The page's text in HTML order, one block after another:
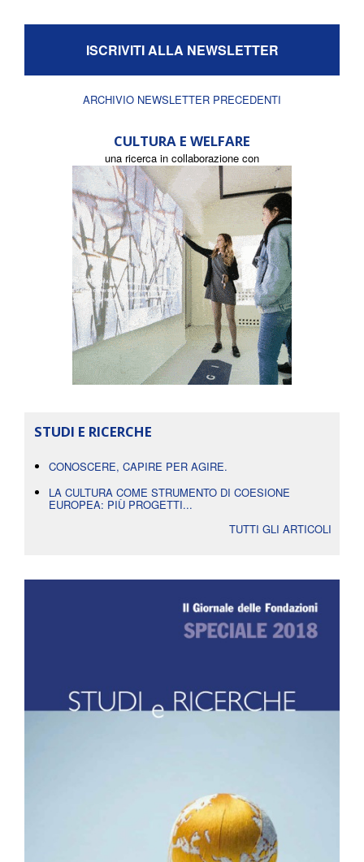
ISCRIVITI ALLA NEWSLETTER
ARCHIVIO NEWSLETTER PRECEDENTI
CULTURA E WELFARE
una ricerca in collaborazione con
STUDI E RICERCHE
CONOSCERE, CAPIRE PER AGIRE.
LA CULTURA COME STRUMENTO DI COESIONE
EUROPEA: PIÙ PROGETTI...
TUTTI GLI ARTICOLI